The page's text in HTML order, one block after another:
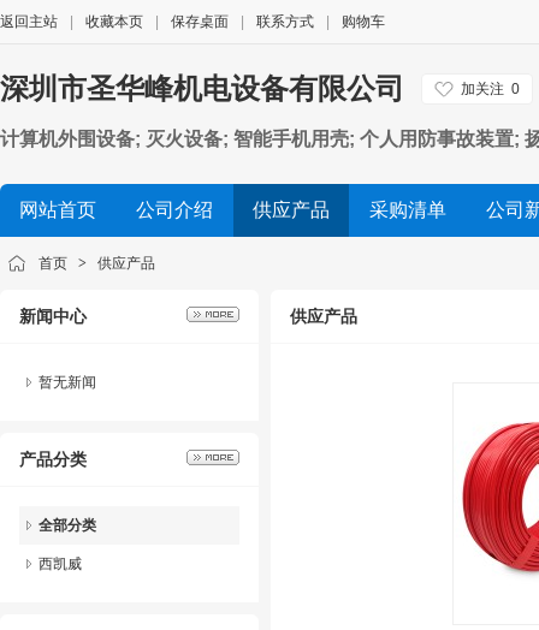
返回主站 收藏本页 保存桌面 联系方式 购物车
深圳市圣华峰机电设备有限公司 加关注 0
计算机外围设备; 灭火设备; 智能手机用壳; 个人用防事故装置;
网站首页
公司介绍 供应产品 采购清单 公司
首页 > 供应产品
新闻中心
暂无新闻
产品分类
全部分类
西凯威
供应产品